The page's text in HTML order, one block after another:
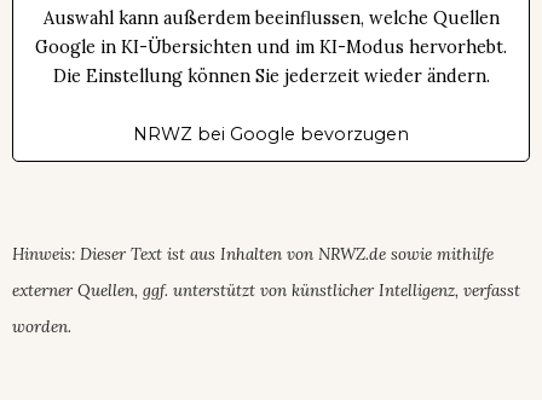
Auswahl kann außerdem beeinflussen, welche Quellen
Google in KI-Übersichten und im KI-Modus hervorhebt.
Die Einstellung können Sie jederzeit wieder ändern.
NRWZ bei Google bevorzugen
Hinweis: Dieser Text ist aus Inhalten von NRWZ.de sowie mithilfe
externer Quellen, ggf. unterstützt von künstlicher Intelligenz, verfasst
worden.